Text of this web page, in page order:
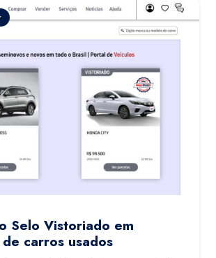
Selo Vistoriado em
carros usados